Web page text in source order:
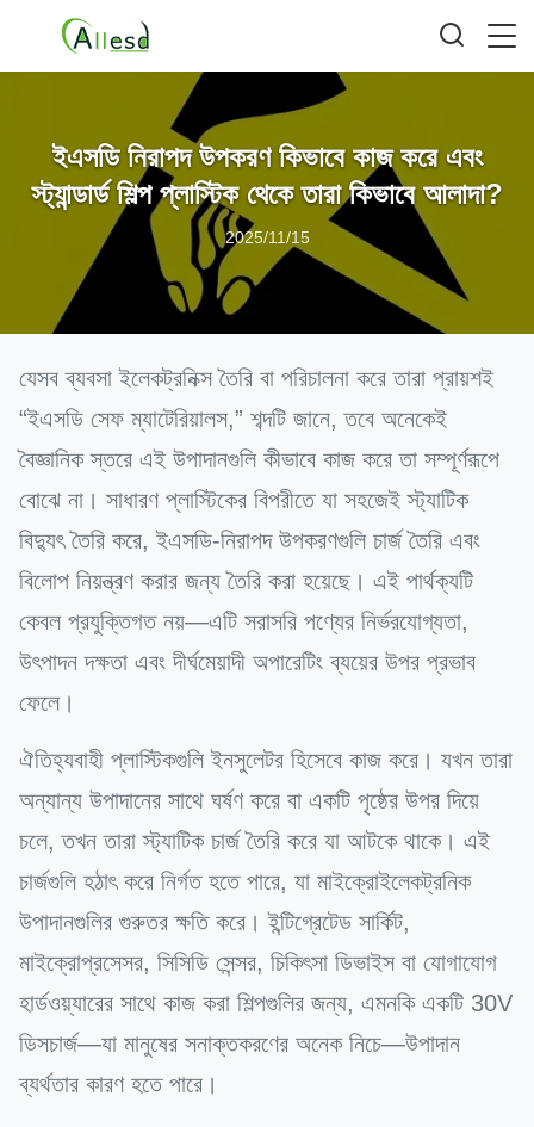
ইএসডি নিরাপদ উপকরণ কিভাবে কাজ করে এবং
স্ট্যান্ডার্ড শিল্প প্লাস্টিক থেকে তারা কিভাবে আলাদা?
2025/11/15
যেসব ব্যবসা ইলেকট্রনিক্স তৈরি বা পরিচালনা করে তারা প্রায়শই
“ইএসডি সেফ ম্যাটেরিয়ালস,” শব্দটি জানে, তবে অনেকেই
বৈজ্ঞানিক স্তরে এই উপাদানগুলি কীভাবে কাজ করে তা সম্পূর্ণরূপে
বোঝে না। সাধারণ প্লাস্টিকের বিপরীতে যা সহজেই স্ট্যাটিক
বিদ্যুৎ তৈরি করে, ইএসডি-নিরাপদ উপকরণগুলি চার্জ তৈরি এবং
বিলোপ নিয়ন্ত্রণ করার জন্য তৈরি করা হয়েছে। এই পার্থক্যটি
কেবল প্রযুক্তিগত নয়—এটি সরাসরি পণ্যের নির্ভরযোগ্যতা,
উৎপাদন দক্ষতা এবং দীর্ঘমেয়াদী অপারেটিং ব্যয়ের উপর প্রভাব
ফেলে।
ঐতিহ্যবাহী প্লাস্টিকগুলি ইনসুলেটর হিসেবে কাজ করে। যখন তারা
অন্যান্য উপাদানের সাথে ঘর্ষণ করে বা একটি পৃষ্ঠের উপর দিয়ে
চলে, তখন তারা স্ট্যাটিক চার্জ তৈরি করে যা আটকে থাকে। এই
চার্জগুলি হঠাৎ করে নির্গত হতে পারে, যা মাইক্রোইলেকট্রনিক
উপাদানগুলির গুরুতর ক্ষতি করে। ইন্টিগ্রেটেড সার্কিট,
মাইক্রোপ্রসেসর, সিসিডি সেন্সর, চিকিৎসা ডিভাইস বা যোগাযোগ
হার্ডওয়্যারের সাথে কাজ করা শিল্পগুলির জন্য, এমনকি একটি 30V
ডিসচার্জ—যা মানুষের সনাক্তকরণের অনেক নিচে—উপাদান
ব্যর্থতার কারণ হতে পারে।